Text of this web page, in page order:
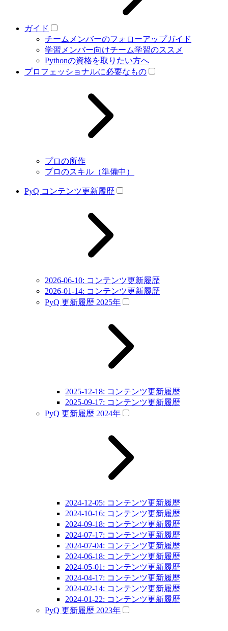
ガイド
チームメンバーのフォローアップガイド
学習メンバー向けチーム学習のススメ
Pythonの資格を取りたい方へ
プロフェッショナルに必要なもの
プロの所作
プロのスキル（準備中）
PyQ コンテンツ更新履歴
2026-06-10: コンテンツ更新履歴
2026-01-14: コンテンツ更新履歴
PyQ 更新履歴 2025年
2025-12-18: コンテンツ更新履歴
2025-09-17: コンテンツ更新履歴
PyQ 更新履歴 2024年
2024-12-05: コンテンツ更新履歴
2024-10-16: コンテンツ更新履歴
2024-09-18: コンテンツ更新履歴
2024-07-17: コンテンツ更新履歴
2024-07-04: コンテンツ更新履歴
2024-06-18: コンテンツ更新履歴
2024-05-01: コンテンツ更新履歴
2024-04-17: コンテンツ更新履歴
2024-02-14: コンテンツ更新履歴
2024-01-22: コンテンツ更新履歴
PyQ 更新履歴 2023年